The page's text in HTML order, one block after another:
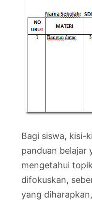
Bagi siswa, kisi-
panduan belajar
mengetahui
difokuskan,
yang